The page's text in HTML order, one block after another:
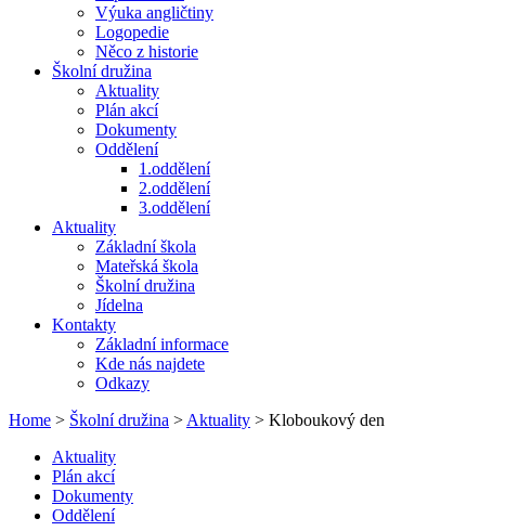
Výuka angličtiny
Logopedie
Něco z historie
Školní družina
Aktuality
Plán akcí
Dokumenty
Oddělení
1.oddělení
2.oddělení
3.oddělení
Aktuality
Základní škola
Mateřská škola
Školní družina
Jídelna
Kontakty
Základní informace
Kde nás najdete
Odkazy
Home > Školní družina > Aktuality > Kloboukový den
Aktuality
Plán akcí
Dokumenty
Oddělení